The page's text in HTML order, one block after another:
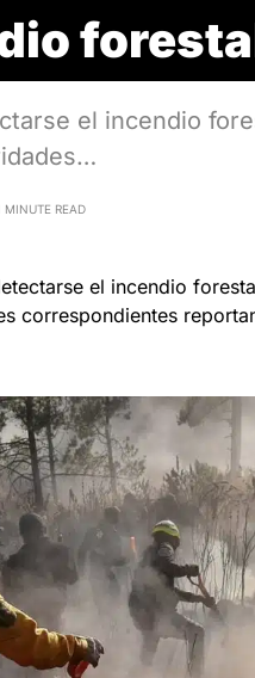
el incendio
MINUTE READ
el incendio
correspondientes